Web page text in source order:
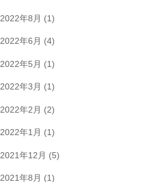
2022年8月 (1)
2022年6月 (4)
2022年5月 (1)
2022年3月 (1)
2022年2月 (2)
2022年1月 (1)
2021年12月 (5)
2021年8月 (1)